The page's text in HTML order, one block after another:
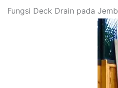
Fungsi Deck Drain pada